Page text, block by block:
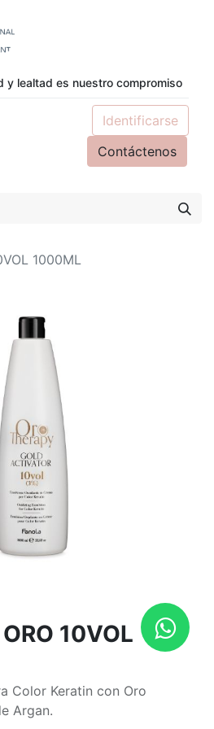
y lealtad es nuestro compromiso
Identificarse
Contáctenos
1000ML
10VOL
Color Keratin con Oro
Argan.